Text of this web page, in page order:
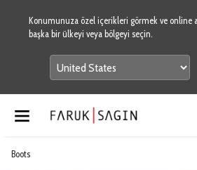
Konumunuza özel içerikleri görmek ve online
başka bir ülkeyi veya bölgeyi seçin.
Boots